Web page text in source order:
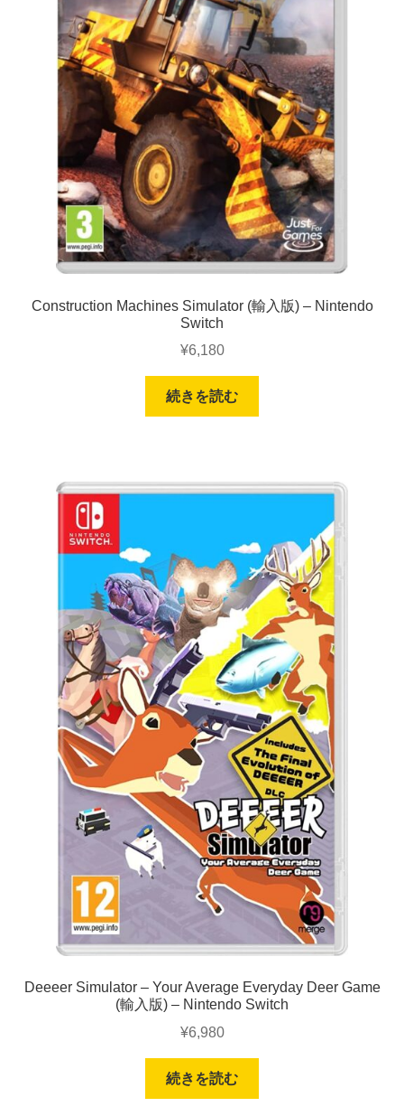
Construction Machines Simulator (輸入版) – Nintendo
Switch
¥6,180
続きを読む
Deeeer Simulator – Your Average Everyday Deer Game
(輸入版) – Nintendo Switch
¥6,980
続きを読む